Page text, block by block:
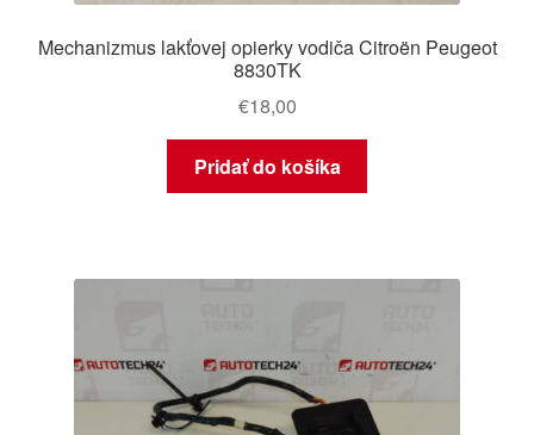
Mechanizmus lakťovej opierky vodiča Citroën Peugeot
8830TK
€18,00
Pridať do košíka